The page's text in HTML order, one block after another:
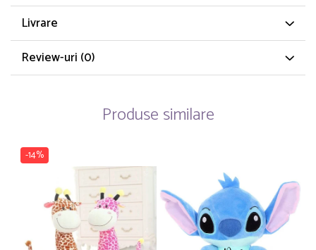
Livrare
Review-uri (0)
Produse similare
-14%